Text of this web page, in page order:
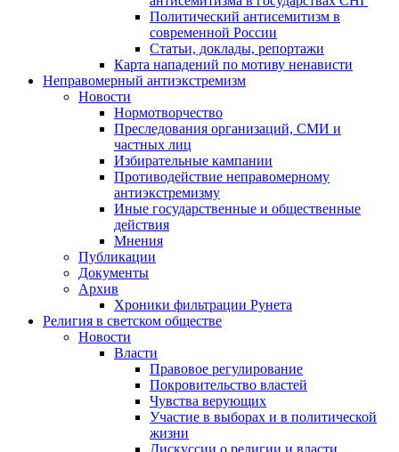
Политический антисемитизм в
современной России
Статьи, доклады, репортажи
Карта нападений по мотиву ненависти
Неправомерный антиэкстремизм
Новости
Нормотворчество
Преследования организаций, СМИ и
частных лиц
Избирательные кампании
Противодействие неправомерному
антиэкстремизму
Иные государственные и общественные
действия
Мнения
Публикации
Документы
Архив
Хроники фильтрации Рунета
Религия в светском обществе
Новости
Власти
Правовое регулирование
Покровительство властей
Чувства верующих
Участие в выборах и в политической
жизни
Дискуссии о религии и власти